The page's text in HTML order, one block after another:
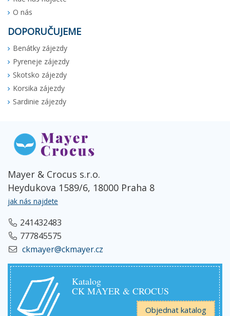
O nás
DOPORUČUJEME
Benátky zájezdy
Pyreneje zájezdy
Skotsko zájezdy
Korsika zájezdy
Sardinie zájezdy
Mayer & Crocus s.r.o.
Heydukova 1589/6, 18000 Praha 8
jak nás najdete
241432483
777845575
ckmayer@ckmayer.cz
Katalog
CK MAYER & CROCUS
Objednat katalog